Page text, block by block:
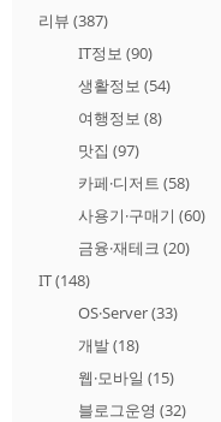
리뷰 (387)
IT정보 (90)
생활정보 (54)
여행정보 (8)
맛집 (97)
카페·디저트 (58)
사용기·구매기 (60)
금융·재테크 (20)
IT(148)
OS·Server(33)
개발(18)
웹·모바일 (15)
블로그운영 (32)